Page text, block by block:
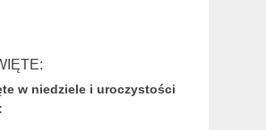
w niedziele i uroczystości